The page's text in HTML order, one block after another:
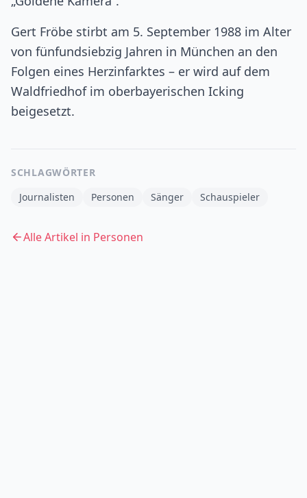
Gert Fröbe stirbt am 5. September 1988 im Alter
von fünfundsiebzig Jahren in München an den
Folgen eines Herzinfarktes – er wird auf dem
Waldfriedhof im oberbayerischen Icking
beigesetzt.
SCHLAGWÖRTER
Journalisten
Personen Sänger Schauspieler
Alle Artikel in Personen